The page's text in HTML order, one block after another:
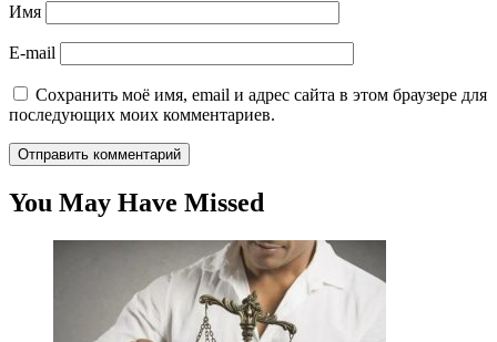
Имя
E-mail
Сохранить моё имя, email и адрес сайта в этом браузере для
последующих моих комментариев.
You May Have Missed